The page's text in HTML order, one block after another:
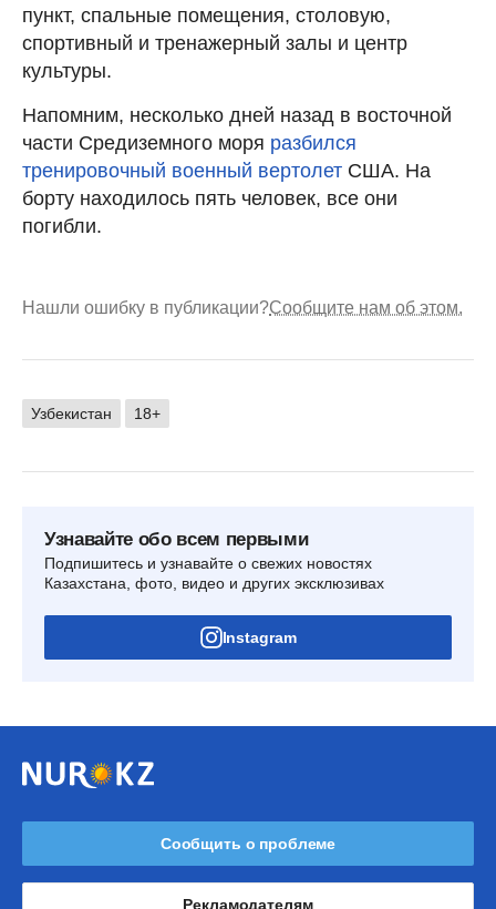
пункт, спальные помещения, столовую,
спортивный и тренажерный залы и центр
культуры.
Напомним, несколько дней назад в восточной
части Средиземного моря разбился
тренировочный военный вертолет США. На
борту находилось пять человек, все они
погибли.
Нашли ошибку в публикации?Сообщите нам об этом.
Узбекистан 18+
Узнавайте обо всем первыми
Подпишитесь и узнавайте о свежих новостях
Казахстана, фото, видео и других эксклюзивах
Instagram
Сообщить о проблеме
Рекламодателям